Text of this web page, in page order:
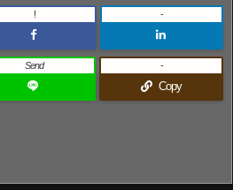
! -
Send
Copy
-